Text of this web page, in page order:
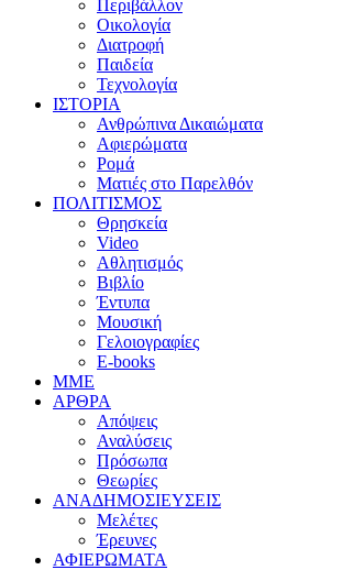
Περιβάλλον
Οικολογία
Διατροφή
Παιδεία
Τεχνολογία
ΙΣΤΟΡΙΑ
Ανθρώπινα Δικαιώματα
Αφιερώματα
Ρομά
Ματιές στο Παρελθόν
ΠΟΛΙΤΙΣΜΟΣ
Θρησκεία
Video
Αθλητισμός
Βιβλίο
Έντυπα
Μουσική
Γελοιογραφίες
E-books
MME
ΑΡΘΡΑ
Απόψεις
Αναλύσεις
Πρόσωπα
Θεωρίες
ΑΝΑΔΗΜΟΣΙΕΥΣΕΙΣ
Μελέτες
Έρευνες
ΑΦΙΕΡΩΜΑΤΑ